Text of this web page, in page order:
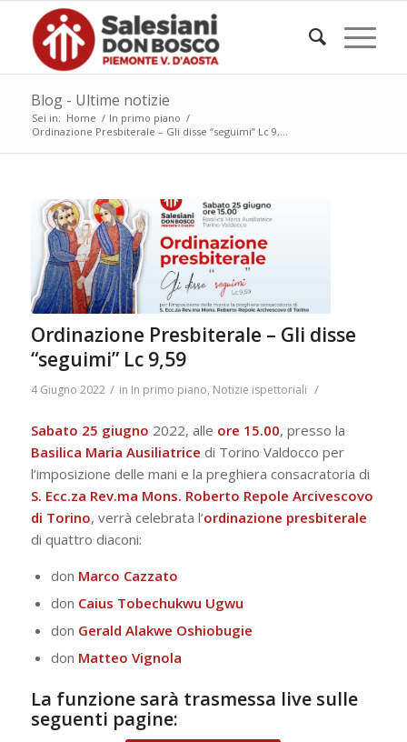
Blog - Ultime notizie
Sei in: Home / In primo piano /
Ordinazione Presbiterale – Gli disse “seguimi” Lc 9,...
Ordinazione Presbiterale – Gli disse
“seguimi” Lc 9,59
4 Giugno 2022 / in In primo piano, Notizie ispettoriali /
Sabato 25 giugno 2022, alle ore 15.00, presso la
Basilica Maria Ausiliatrice di Torino Valdocco per
l’imposizione delle mani e la preghiera consacratoria di
S. Ecc.za Rev.ma Mons. Roberto Repole Arcivescovo
di Torino, verrà celebrata l’ordinazione presbiterale
di quattro diaconi:
don Marco Cazzato
don Caius Tobechukwu Ugwu
don Gerald Alakwe Oshiobugie
don Matteo Vignola
La funzione sarà trasmessa live sulle
seguenti pagine: